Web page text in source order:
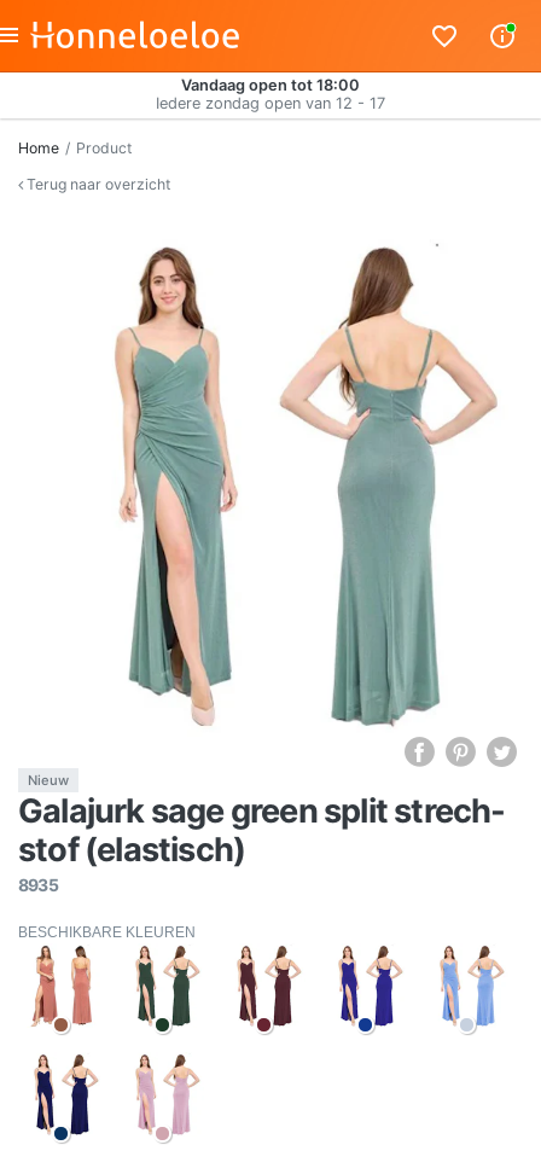
Vandaag open tot 18:00
Iedere zondag open van 12 - 17
Home
Product
Terug naar overzicht
Nieuw
Galajurk sage green split strech-
stof (elastisch)
8935
BESCHIKBARE KLEUREN